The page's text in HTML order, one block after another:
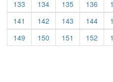
133 134 135 136
141
142 143 144
149
150 151 152